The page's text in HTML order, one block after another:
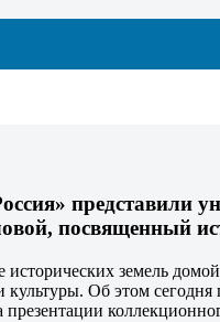
представили
посвященный
земель
культуры. Об этом